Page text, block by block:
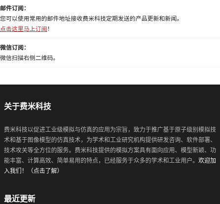
邮件订阅：
您可以使用常用的邮件地址接收费米科技定期发送的产品更新和新闻。
点击这里马上订阅 ！
微信订阅：
微信扫描右侧二维码。
关于费米科技
费米科技以促进工业级模拟与仿真的应用为宗旨，致力于推广基于原子级别模拟技
术和基于图像模型的仿真技术，为学术和工业研究机构提供研发咨询、软件部署、
技术攻关等全方位的服务。费米科技提供的模拟方案具有面向应用、模型新颖、功
能丰富、计算高效、简单易用的特点，已经服务于众多的学术和工业用户。 欢迎加
入我们！（点击了解）
最近更新